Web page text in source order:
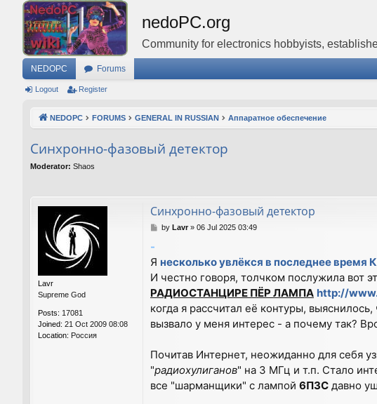
nedoPC.org
Community for electronics hobbyists,
NEDOPC Forums
Logout Register
NEDOPC FORUMS GENERAL IN RUSSIAN Аппаратное обеспечение
Синхронно-фазовый детектор
Moderator: Shaos
Lavr
Supreme God
Posts: 17081
Joined: 21 Oct 2009 08:08
Location: Россия
Синхронно-фазовый детектор
Pby Lavr» 06 Jul 2025 03:49
-
Я несколько увлёкся в последнее время
И честно говоря, толчком послужила вот
РАДИОСТАНЦИРЕ ПЁР ЛАМПА http://
когда я рассчитал её контуры,
вызвало у меня интерес - а почему так?
Почитав Интернет, неожиданно для себя
"радиохулиганов" на 3 МГц и т.п. Стало
все "шарманщики" с лампой 6П3С давно